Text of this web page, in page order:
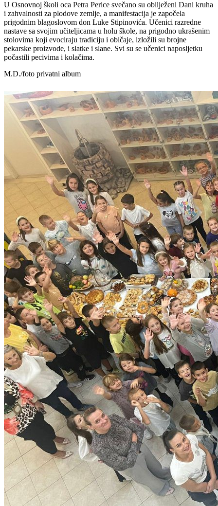
U Osnovnoj školi oca Petra Perice svečano su obilježeni Dani kruha
i zahvalnosti za plodove zemlje, a manifestacija je započela
prigodnim blagoslovom don Luke Stipinovića. Učenici razredne
nastave sa svojim učiteljicama u holu škole, na prigodno ukrašenim
stolovima koji evociraju tradiciju i običaje, izložili su brojne
pekarske proizvode, i slatke i slane. Svi su se učenici naposljetku
počastili pecivima i kolačima.
M.D./foto privatni album